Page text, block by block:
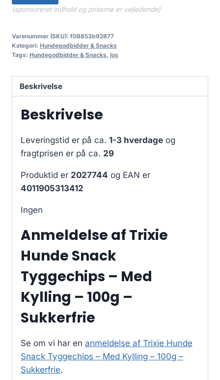
(sponsoreret indhold og priserne er vejledende)
Varenummer (SKU): f08853b92877
Kategori: Hundegodbidder & Snacks
Tags: Hundegodbidder & Snacks, los
Beskrivelse
Beskrivelse
Leveringstid er på ca. 1-3 hverdage og
fragtprisen er på ca. 29
Produktid er 2027744 og EAN er
4011905313412
Ingen
Anmeldelse af Trixie
Hunde Snack
Tyggechips – Med
Kylling – 100g –
Sukkerfrie
Se om vi har en anmeldelse af Trixie Hunde
Snack Tyggechips – Med Kylling – 100g –
Sukkerfrie.